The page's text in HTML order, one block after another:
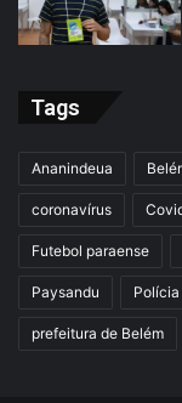
Tags
Ananindeua
coronavírus
Futebol paraense
Paysandu
prefeitura de Belém